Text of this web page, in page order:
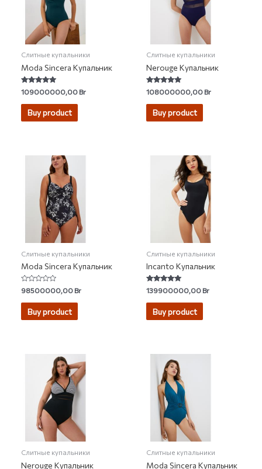
Слитные купальники
Moda Sincera Купальник
Rated
5.00
out of 5
109000000,00Br
Buy product
Слитные купальники
Nerouge Купальник
Rated
5.00
out of 5
108000000,00Br
Buy product
Слитные купальники
Moda Sincera Купальник
Rated
0
out
98500000,00Br
Buy product
Слитные купальники
Incanto Купальник
Rated
4.94
out of 5
139900000,00Br
Buy product
Слитные купальники
Nerouge Купальник
Слитные купальники
Moda Sincera Купальник